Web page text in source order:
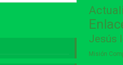
Jesús
Misión